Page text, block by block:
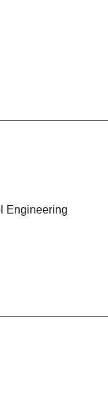
Engineering